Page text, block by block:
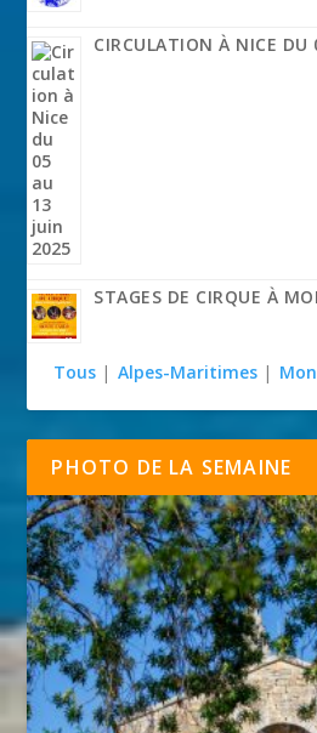
CIRCULATION À NICE
STAGES DE CIRQUE À
Tous | Alpes-Maritimes |
PHOTO DE LA SEMAINE